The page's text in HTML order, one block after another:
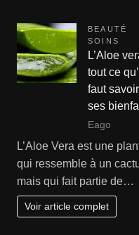
BEAUTÉ
SOINS
L’Aloe
tout ce
faut
ses
Eago
L’Aloe Vera est une
qui ressemble à un
mais qui fait partie de…
Voir article complet